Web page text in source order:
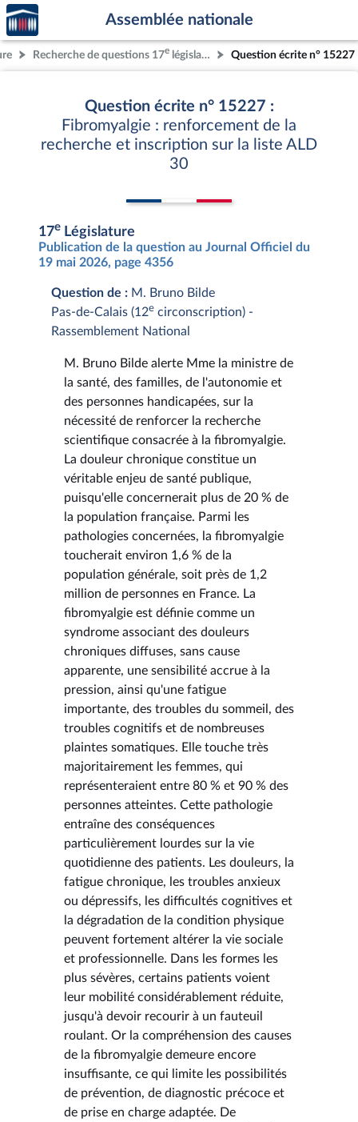
Aller au contenu
Aller en bas de la page
Accèder
à la
page
d'accueil
Assemblée nationale
Recherche de questions 17e législature Question écrite n° 15227
Question écrite n° 15227 :
Fibromyalgie : renforcement de la
recherche et inscription sur la liste ALD
30
17e Législature
Publication de la question au Journal Officiel du
19 mai 2026, page 4356
Question de : M. Bruno Bilde
Pas-de-Calais (12e circonscription) -
Rassemblement National
M. Bruno Bilde alerte Mme la ministre de
la santé, des familles, de l'autonomie et
des personnes handicapées, sur la
nécessité de renforcer la recherche
scientifique consacrée à la fibromyalgie.
La douleur chronique constitue un
véritable enjeu de santé publique,
puisqu'elle concernerait plus de 20 % de
la population française. Parmi les
pathologies concernées, la fibromyalgie
toucherait environ 1,6 % de la
population générale, soit près de 1,2
million de personnes en France. La
fibromyalgie est définie comme un
syndrome associant des douleurs
chroniques diffuses, sans cause
apparente, une sensibilité accrue à la
pression, ainsi qu'une fatigue
importante, des troubles du sommeil, des
troubles cognitifs et de nombreuses
plaintes somatiques. Elle touche très
majoritairement les femmes, qui
représenteraient entre 80 % et 90 % des
personnes atteintes. Cette pathologie
entraîne des conséquences
particulièrement lourdes sur la vie
quotidienne des patients. Les douleurs, la
fatigue chronique, les troubles anxieux
ou dépressifs, les difficultés cognitives et
la dégradation de la condition physique
peuvent fortement altérer la vie sociale
et professionnelle. Dans les formes les
plus sévères, certains patients voient
leur mobilité considérablement réduite,
jusqu'à devoir recourir à un fauteuil
roulant. Or la compréhension des causes
de la fibromyalgie demeure encore
insuffisante, ce qui limite les possibilités
de prévention, de diagnostic précoce et
de prise en charge adaptée. De